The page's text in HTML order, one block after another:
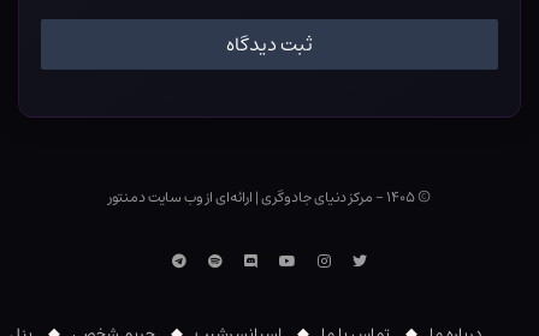
© ۱۴۰۵ - مرکز دنیای جادوگری |ارائه‌ای از وب ‌سایت دمنتور
توییتراینستاگرام
یوتوبDiscordاسپاتیفایتلگرام